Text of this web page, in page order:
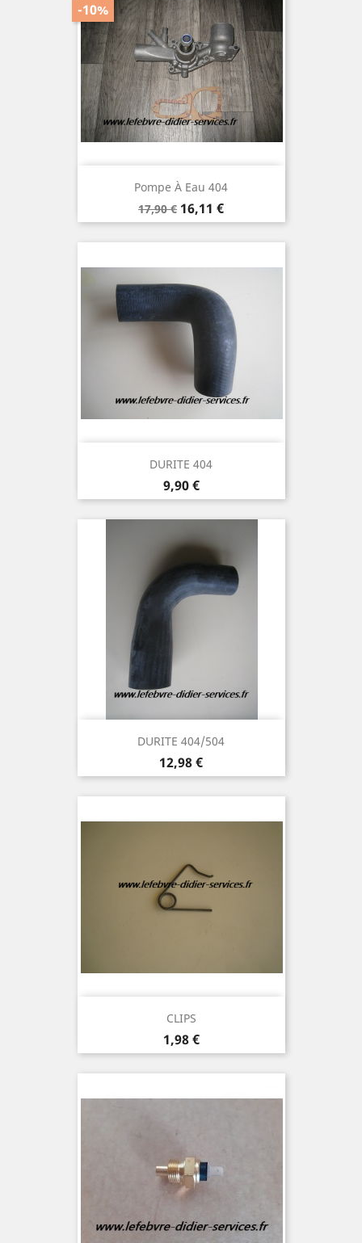
Pompe À Eau 404
Prix
de
base
17,90 €
-10%
Prix
16,11 €
DURITE 404
Prix
9,90 €
DURITE 404/504
Prix
12,98 €
CLIPS
Prix
1,98 €